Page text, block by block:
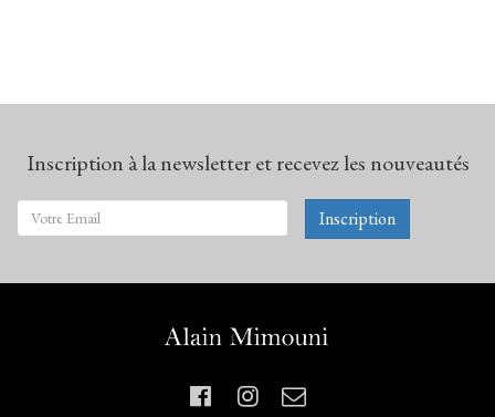
Inscription à la newsletter et recevez les nouveautés
Inscription